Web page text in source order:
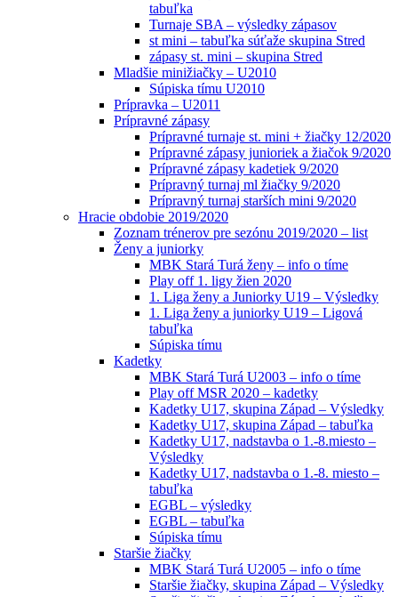
tabuľka
Turnaje SBA – výsledky zápasov
st mini – tabuľka súťaže skupina Stred
zápasy st. mini – skupina Stred
Mladšie minižiačky – U2010
Súpiska tímu U2010
Prípravka – U2011
Prípravné zápasy
Prípravné turnaje st. mini + žiačky 12/2020
Prípravné zápasy junioriek a žiačok 9/2020
Prípravné zápasy kadetiek 9/2020
Prípravný turnaj ml žiačky 9/2020
Prípravný turnaj starších mini 9/2020
Hracie obdobie 2019/2020
Zoznam trénerov pre sezónu 2019/2020 – list
Ženy a juniorky
MBK Stará Turá ženy – info o tíme
Play off 1. ligy žien 2020
1. Liga ženy a Juniorky U19 – Výsledky
1. Liga ženy a juniorky U19 – Ligová
tabuľka
Súpiska tímu
Kadetky
MBK Stará Turá U2003 – info o tíme
Play off MSR 2020 – kadetky
Kadetky U17, skupina Západ – Výsledky
Kadetky U17, skupina Západ – tabuľka
Kadetky U17, nadstavba o 1.-8.miesto –
Výsledky
Kadetky U17, nadstavba o 1.-8. miesto –
tabuľka
EGBL – výsledky
EGBL – tabuľka
Súpiska tímu
Staršie žiačky
MBK Stará Turá U2005 – info o tíme
Staršie žiačky, skupina Západ – Výsledky